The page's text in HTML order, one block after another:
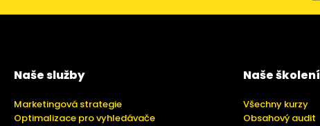
Naše služby
Marketingová strategie
Optimalizace pro vyhledávače
Naše školení
Všechny kurzy
Obsahový audit